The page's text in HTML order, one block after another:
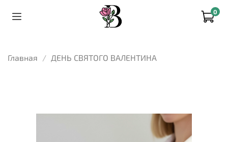
0
Главная ДЕНЬ СВЯТОГО ВАЛЕНТИНА